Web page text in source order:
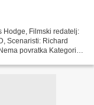
Hodge, Filmski redatelj:
Scenaristi: Richard
povratka Kategorija: